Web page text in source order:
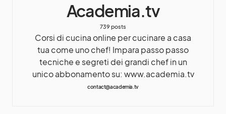
Academia.tv
739 posts
Corsi di cucina online per cucinare a casa
tua come uno chef! Impara passo passo
tecniche e segreti dei grandi chef in un
unico abbonamento su: www.academia.tv
contact@academia.tv